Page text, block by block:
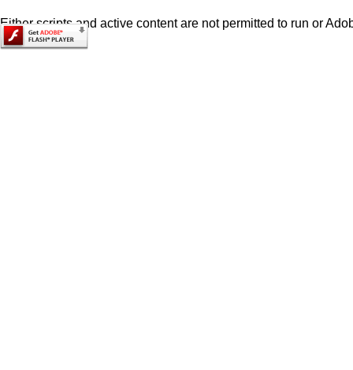
Either scripts and active content are not permitted to run or